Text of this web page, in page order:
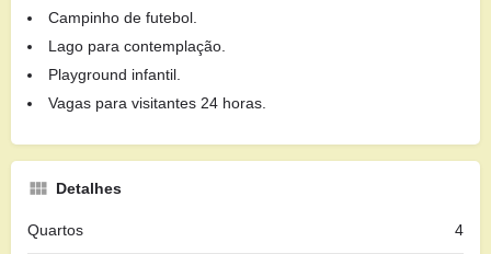
Campinho de futebol.
Lago para contemplação.
Playground infantil.
Vagas para visitantes 24 horas.
Detalhes
Quartos 4